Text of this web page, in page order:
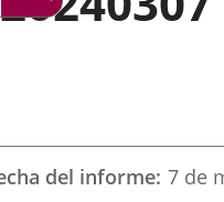
del informe 7 de